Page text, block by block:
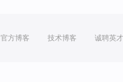
官方博客 技术博客 诚聘英才